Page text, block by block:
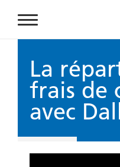
La
frais de
avec